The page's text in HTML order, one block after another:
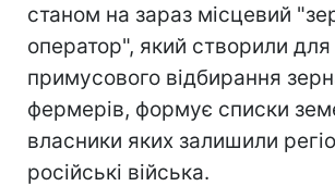
станом на зараз місцевий
оператор", який створили для
примусового відбирання
фермерів, формує списки
власники яких залишили
російські війська.